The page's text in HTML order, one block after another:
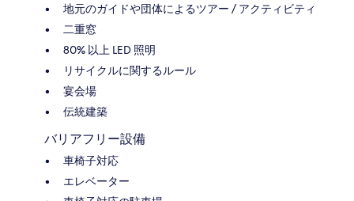
地元のガイドや団体によるツアー / アクティビティ
二重窓
80% 以上 LED 照明
リサイクルに関するルール
宴会場
伝統建築
バリアフリー設備
車椅子対応
エレベーター